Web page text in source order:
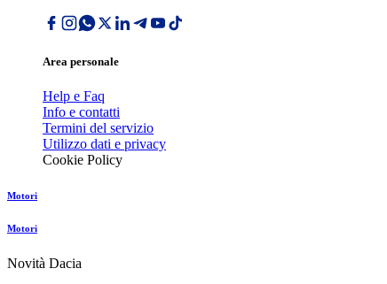
Area personale
Help e Faq
Info e contatti
Termini del servizio
Utilizzo dati e privacy
Cookie Policy
Motori
Motori
Novità Dacia